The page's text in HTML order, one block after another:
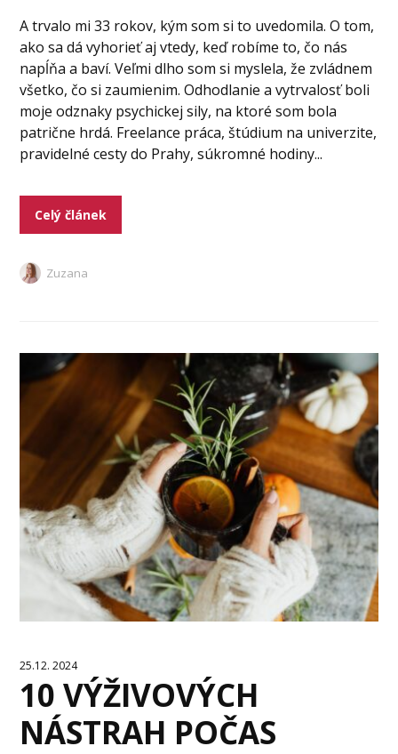
A trvalo mi 33 rokov, kým som si to uvedomila. O tom,
ako sa dá vyhorieť aj vtedy, keď robíme to, čo nás
napĺňa a baví. Veľmi dlho som si myslela, že zvládnem
všetko, čo si zaumienim. Odhodlanie a vytrvalosť boli
moje odznaky psychickej sily, na ktoré som bola
patrične hrdá. Freelance práca, štúdium na univerzite,
pravidelné cesty do Prahy, súkromné hodiny...
Celý článek
Zuzana
25.12. 2024
10 VÝŽIVOVÝCH
NÁSTRAH POČAS